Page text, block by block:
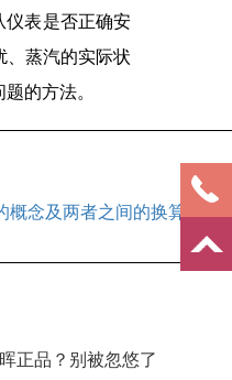
仪表是否正确安
、蒸汽的实际状
的方法。
概念及两者之间的换算
正品？别被忽悠了